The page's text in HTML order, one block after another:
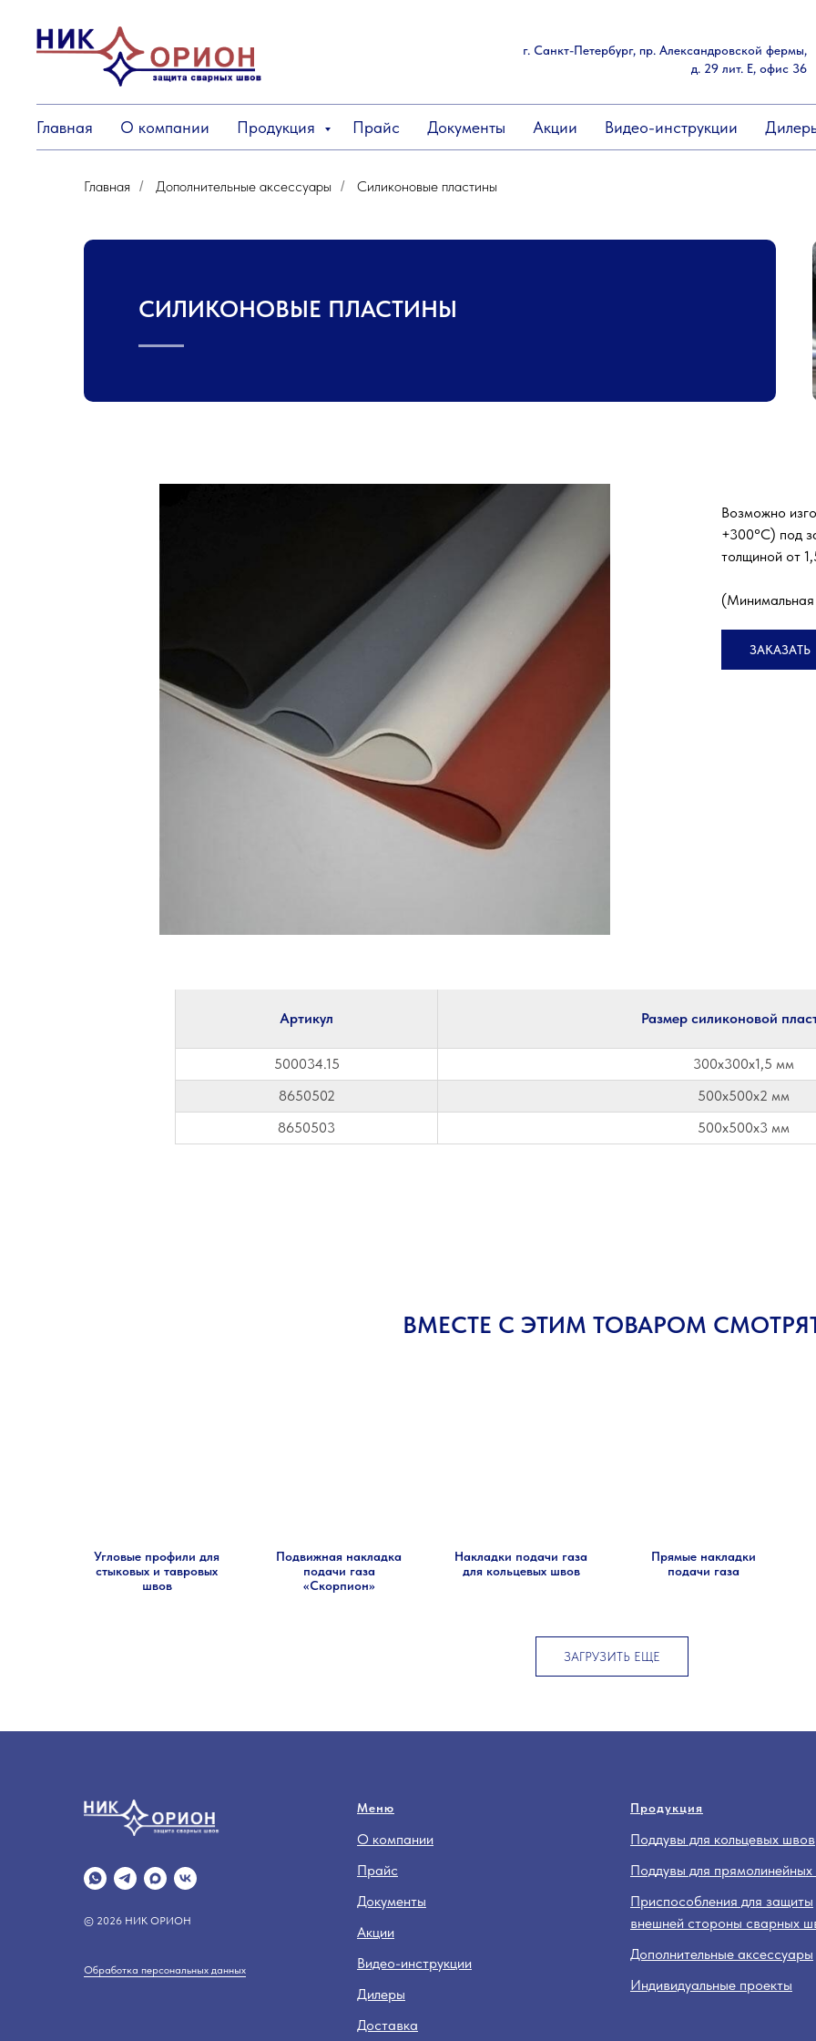
г. Санкт-Петербург, пр. Александровской фермы,
д. 29 лит. Е, офис 36
Главная О компании Продукция Прайс Документы Акции Видео-инструкции
Главная / Дополнительные аксессуары / Силиконовые пластины
СИЛИКОНОВЫЕ ПЛАСТИНЫ
Возможно
+300°С) под
толщиной от
ЗАКАЗАТЬ
Артикул Размер силиконовой
500034.15
300х300х1,5 мм
8650502
500х500х2 мм
8650503
500х500х3 мм
ВМЕСТЕ С ЭТИМ ТОВАРОМ
Угловые профили для
стыковых и тавровых
швов
Подвижная накладка
подачи газа
«Скорпион»
Накладки подачи газа
для кольцевых швов
Прямые накладки
подачи газа
ЗАГРУЗИТЬ ЕЩЕ
© 2026 НИК ОРИОН
Обработка персональных данных
Меню
О компании
Прайс
Документы
Акции
Видео-инструкции
Дилеры
Доставка
Продукция
Поддувы для кольцевых швов
Поддувы для
Приспособления для защиты
внешней стороны сварных
Дополнительные аксессуары
Индивидуальные проекты